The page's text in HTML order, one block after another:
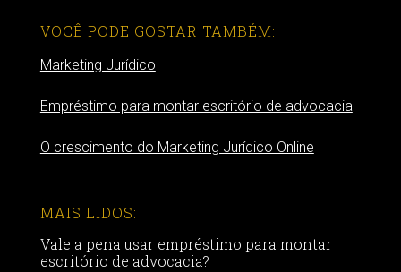
VOCÊ PODE GOSTAR TAMBÉM:
Marketing Jurídico
Empréstimo para montar escritório de advocacia
O crescimento do Marketing Jurídico Online
MAIS LIDOS:
Vale a pena usar empréstimo para montar
escritório de advocacia?